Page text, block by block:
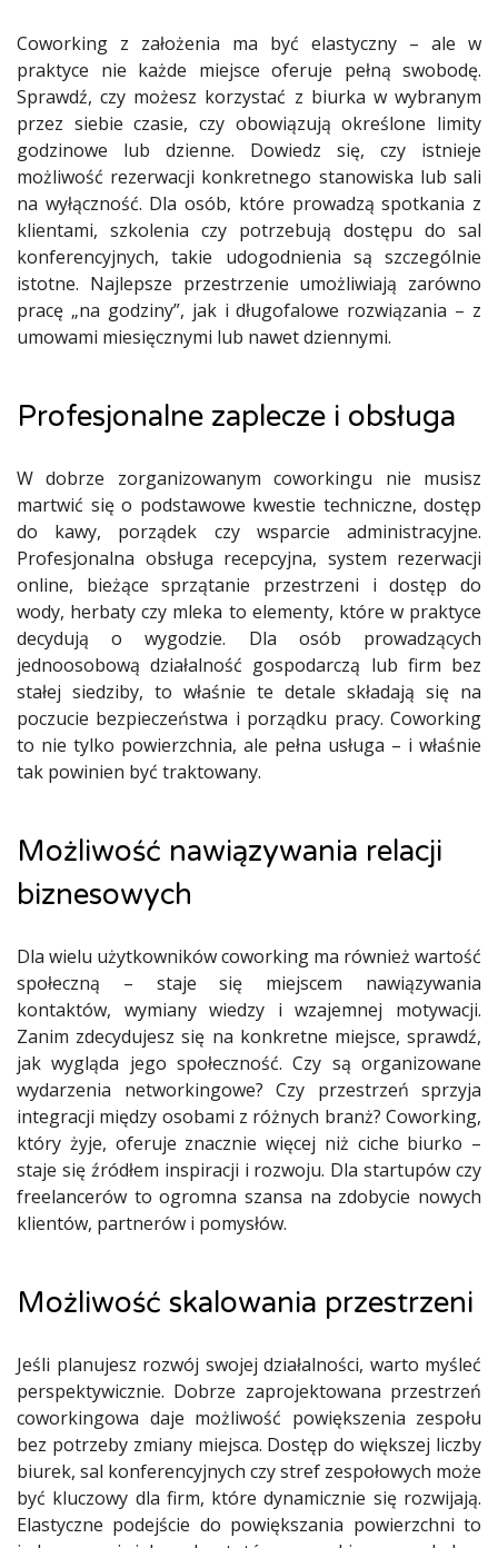
Coworking z założenia ma być elastyczny – ale w
praktyce nie każde miejsce oferuje pełną swobodę.
Sprawdź, czy możesz korzystać z biurka w wybranym
przez siebie czasie, czy obowiązują określone limity
godzinowe lub dzienne. Dowiedz się, czy istnieje
możliwość rezerwacji konkretnego stanowiska lub sali
na wyłączność. Dla osób, które prowadzą spotkania z
klientami, szkolenia czy potrzebują dostępu do sal
konferencyjnych, takie udogodnienia są szczególnie
istotne. Najlepsze przestrzenie umożliwiają zarówno
pracę „na godziny”, jak i długofalowe rozwiązania – z
umowami miesięcznymi lub nawet dziennymi.
Profesjonalne zaplecze i obsługa
W dobrze zorganizowanym coworkingu nie musisz
martwić się o podstawowe kwestie techniczne, dostęp
do kawy, porządek czy wsparcie administracyjne.
Profesjonalna obsługa recepcyjna, system rezerwacji
online, bieżące sprzątanie przestrzeni i dostęp do
wody, herbaty czy mleka to elementy, które w praktyce
decydują o wygodzie. Dla osób prowadzących
jednoosobową działalność gospodarczą lub firm bez
stałej siedziby, to właśnie te detale składają się na
poczucie bezpieczeństwa i porządku pracy. Coworking
to nie tylko powierzchnia, ale pełna usługa – i właśnie
tak powinien być traktowany.
Możliwość nawiązywania relacji
biznesowych
Dla wielu użytkowników coworking ma również wartość
społeczną – staje się miejscem nawiązywania
kontaktów, wymiany wiedzy i wzajemnej motywacji.
Zanim zdecydujesz się na konkretne miejsce, sprawdź,
jak wygląda jego społeczność. Czy są organizowane
wydarzenia networkingowe? Czy przestrzeń sprzyja
integracji między osobami z różnych branż? Coworking,
który żyje, oferuje znacznie więcej niż ciche biurko –
staje się źródłem inspiracji i rozwoju. Dla startupów czy
freelancerów to ogromna szansa na zdobycie nowych
klientów, partnerów i pomysłów.
Możliwość skalowania przestrzeni
Jeśli planujesz rozwój swojej działalności, warto myśleć
perspektywicznie. Dobrze zaprojektowana przestrzeń
coworkingowa daje możliwość powiększenia zespołu
bez potrzeby zmiany miejsca. Dostęp do większej liczby
biurek, sal konferencyjnych czy stref zespołowych może
być kluczowy dla firm, które dynamicznie się rozwijają.
Elastyczne podejście do powiększania powierzchni to